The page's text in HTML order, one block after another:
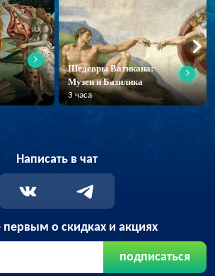
Шедевры Ватикана:
Музеи и Базилика
3 часа
Написать в чат
первым о скидках и акциях
подписаться